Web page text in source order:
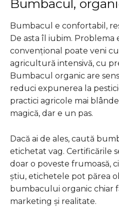
Bumbacul,
Bumbacul e confortabil,
De asta îl iubim. Problema
convențional poate veni
agricultură intensivă, cu
Bumbacul organic are
reduci expunerea la
practici agricole mai
magică, dar e un pas.
Dacă ai de ales, caută
etichetat vag. Certificările
doar o poveste frumoasă,
știu, etichetele pot părea
bumbacului organic chiar
marketing și realitate.